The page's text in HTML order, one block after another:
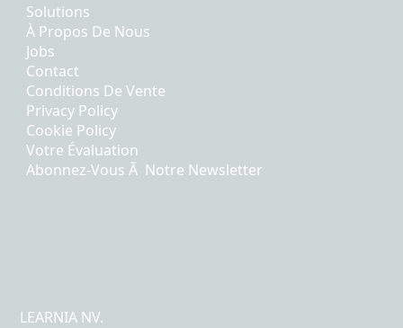
Solutions
À Propos De Nous
Jobs
Contact
Conditions De Vente
Privacy Policy
Cookie Policy
Votre Évaluation
Abonnez-Vous Ã Notre Newsletter
LEARNIA NV.